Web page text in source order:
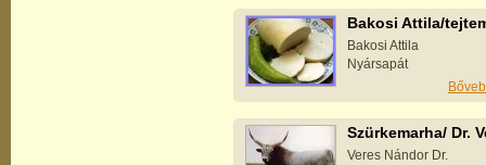
Bakosi Attila/
Bakosi Attila
Nyársapát
Szürkemarha/ Dr.
Veres Nándor Dr.